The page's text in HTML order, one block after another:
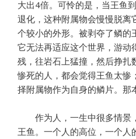
大出4倍。可怜的是，当王鱼
退化，这种附属物会慢慢脱离
个较小的外形。被剥夺了鳞的
它无法再适应这个世界，游动
残，往岩石上猛撞，然后挣扎
惨死的人，都会觉得王鱼太惨
择附属物作为自身的鳞片。那
作为人，一生中很多情景
王鱼。一个人的高位，一个人